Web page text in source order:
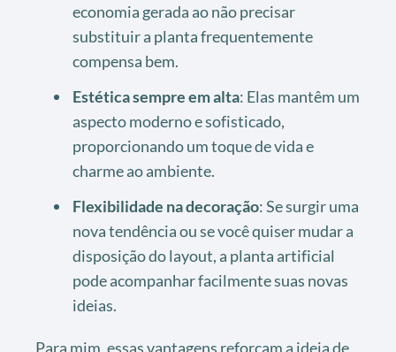
economia gerada ao não precisar
substituir a planta frequentemente
compensa bem.
Estética sempre em alta: Elas mantêm um
aspecto moderno e sofisticado,
proporcionando um toque de vida e
charme ao ambiente.
Flexibilidade na decoração: Se surgir uma
nova tendência ou se você quiser mudar a
disposição do layout, a planta artificial
pode acompanhar facilmente suas novas
ideias.
Para mim, essas vantagens reforçam a ideia de